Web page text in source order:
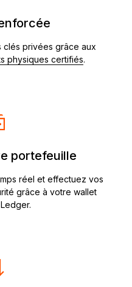
privées grâce aux
physiques certifiés.
portefeuille
réel et effectuez vos
grâce à votre wallet